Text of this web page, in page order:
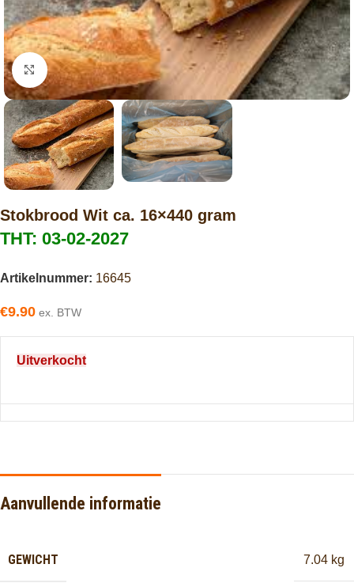
Click to enlarge
Stokbrood Wit ca. 16×440 gram
THT: 03-02-2027
Artikelnummer: 16645
€9.90 ex. BTW
Uitverkocht
Aanvullende informatie
GEWICHT 7.04 kg